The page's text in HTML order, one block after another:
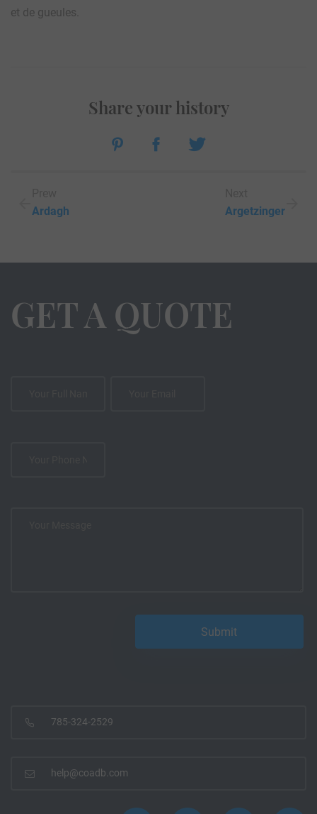
et de gueules.
Ardagh
Share your history
Argetzinger
GET A QUOTE
785-324-2529
help@coadb.com